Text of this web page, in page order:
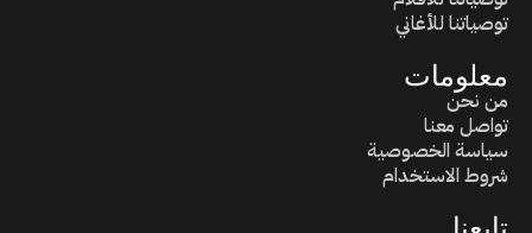
توصياتنا للأغاني
معلومات
من نحن
تواصل معنا
سياسة الخصوصية
شروط الاستخدام